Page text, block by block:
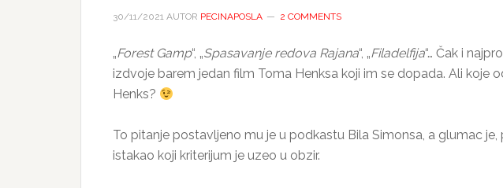
30/11/2021 AUTOR PECINAPOSLA 2 COMMENTS
„Forest Gamp“, „Spasavanje redova Rajana“, „Filadelfija“… Čak i
izdvoje barem jedan film Toma Henksa koji im se dopada. Ali koje
Henks?
To pitanje postavljeno mu je u podkastu Bila Simonsa, a glumac
istakao koji kriterijum je uzeo u obzir.